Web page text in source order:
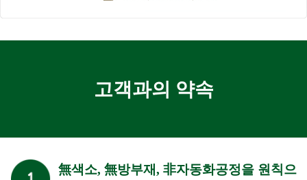
고객과의 약속
無색소, 無방부재, 非자동화공정을 원칙으